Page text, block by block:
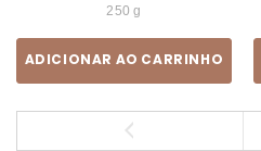
250 g
ADICIONAR AO CARRINHO